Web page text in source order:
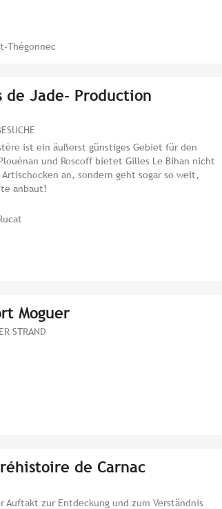
Thégonnec
de Jade- Production
ist ein äußerst günstiges Gebiet für den
und Roscoff bietet Gilles Le Bihan nicht
an, sondern geht sogar so weit,
anbaut!
Moguer
STRAND
de Carnac
Auftakt zur Entdeckung und zum Verständnis